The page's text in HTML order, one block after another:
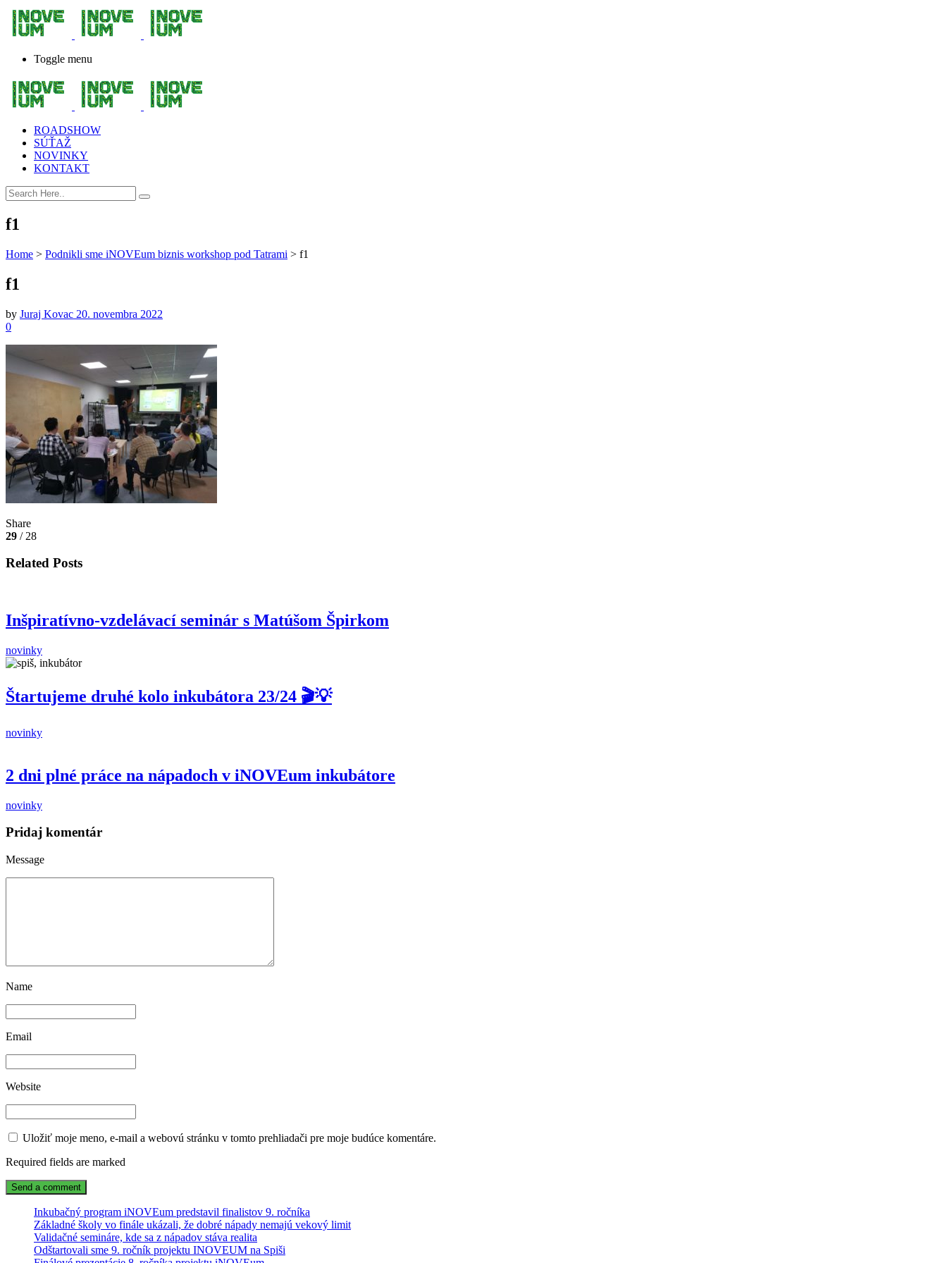
Toggle menu
ROADSHOW
SÚŤAŽ
NOVINKY
KONTAKT
f1
Home > Podnikli sme iNOVEum biznis workshop pod Tatrami > f1
f1
by Juraj Kovac 20. novembra 2022
0
Share
29 / 28
Related Posts
Inšpiratívno-vzdelávací seminár s Matúšom Špirkom
novinky
Štartujeme druhé kolo inkubátora 23/24 🎬💡
novinky
2 dni plné práce na nápadoch v iNOVEum inkubátore
novinky
Pridaj komentár
Message
Name
Email
Website
Uložiť moje meno, e-mail a webovú stránku v tomto prehliadači pre moje budúce komentáre.
Required fields are marked
Inkubačný program iNOVEum predstavil finalistov 9. ročníka
Základné školy vo finále ukázali, že dobré nápady nemajú vekový limit
Validačné semináre, kde sa z nápadov stáva realita
Odštartovali sme 9. ročník projektu INOVEUM na Spiši